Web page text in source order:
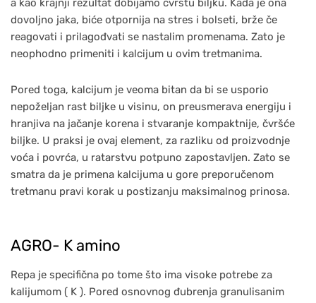
dovoljno jaka, biće otpornija na stres i bolseti, brže če
reagovati i prilagođvati se nastalim promenama. Zato je
neophodno primeniti i kalcijum u ovim tretmanima.
Pored toga, kalcijum je veoma bitan da bi se usporio
nepoželjan rast biljke u visinu, on preusmerava energiju i
hranjiva na jačanje korena i stvaranje kompaktnije, čvršće
biljke. U praksi je ovaj element, za razliku od proizvodnje
voća i povrća, u ratarstvu potpuno zapostavljen. Zato se
smatra da je primena kalcijuma u gore preporučenom
tretmanu pravi korak u postizanju maksimalnog prinosa.
AGRO- K amino
Repa je specifična po tome što ima visoke potrebe za
kalijumom ( K ). Pored osnovnog đubrenja granulisanim